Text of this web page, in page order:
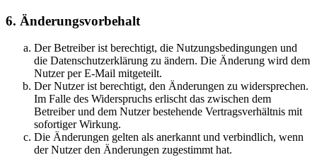
6. Änderungsvorbehalt
Der Betreiber ist berechtigt, die Nutzungsbedingungen und
die Datenschutzerklärung zu ändern. Die Änderung wird dem
Nutzer per E-Mail mitgeteilt.
Der Nutzer ist berechtigt, den Änderungen zu widersprechen.
Im Falle des Widerspruchs erlischt das zwischen dem
Betreiber und dem Nutzer bestehende Vertragsverhältnis mit
sofortiger Wirkung.
Die Änderungen gelten als anerkannt und verbindlich, wenn
der Nutzer den Änderungen zugestimmt hat.